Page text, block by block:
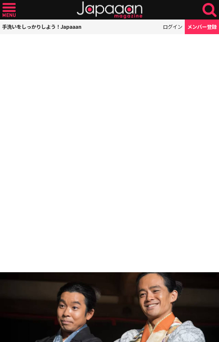
手洗いをしっかりしよう！Japaaan ログイン メンバー登録